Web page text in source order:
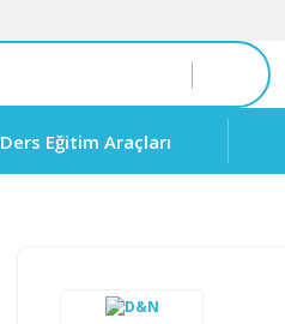
Ders Eğitim Araçları